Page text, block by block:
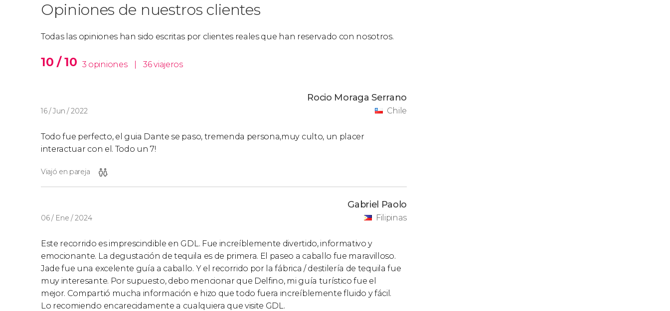
Opiniones de nuestros clientes
Todas las opiniones han sido escritas por clientes reales que han reservado con nosotros.
10 / 10 3 opiniones 36 viajeros
16 / Jun / 2022
Rocio Moraga Serrano
Chile
Todo fue perfecto, el guia Dante se paso, tremenda persona,muy culto, un placer
interactuar con el. Todo un 7!
Viajó en pareja
06 / Ene / 2024
Gabriel Paolo
Filipinas
Este recorrido es imprescindible en GDL. Fue increíblemente divertido, informativo y
emocionante. La degustación de tequila es de primera. El paseo a caballo fue maravilloso.
Jade fue una excelente guía a caballo. Y el recorrido por la fábrica / destilería de tequila fue
muy interesante. Por supuesto, debo mencionar que Delfino, mi guía turístico fue el
mejor. Compartió mucha información e hizo que todo fuera increíblemente fluido y fácil.
Lo recomiendo encarecidamente a cualquiera que visite GDL.